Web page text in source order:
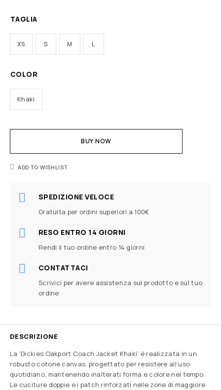
TAGLIA
XS S M L
COLOR
Khaki
BUY NOW
ADD TO WISHLIST
SPEDIZIONE VELOCE
Gratuita per ordini superiori a 100€
RESO ENTRO 14 GIORNI
Rendi il tuo ordine entro 14 giorni
CONTATTACI
Scrivici per avere assistenza sul prodotto e sul tuo
ordine
DESCRIZIONE
La ‘Dickies Oakport Coach Jacket Khaki’ è realizzata in un
robusto cotone canvas, progettato per resistere all’uso
quotidiano, mantenendo inalterati forma e colore nel tempo.
Le cuciture doppie e i patch rinforzati nelle zone di maggiore